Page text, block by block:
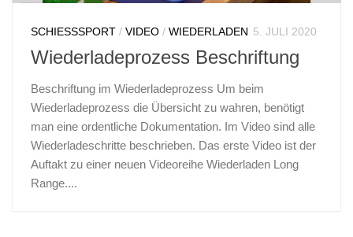
SCHIESSSPORT / VIDEO / WIEDERLADEN 5. JULI 2020
Wiederladeprozess Beschriftung
Beschriftung im Wiederladeprozess Um beim
Wiederladeprozess die Übersicht zu wahren, benötigt
man eine ordentliche Dokumentation. Im Video sind alle
Wiederladeschritte beschrieben. Das erste Video ist der
Auftakt zu einer neuen Videoreihe Wiederladen Long
Range....